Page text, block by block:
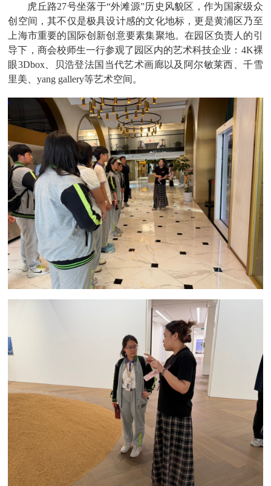
虎丘路27号坐落于“外滩源”历史风貌区，作为国家级众
创空间，其不仅是极具设计感的文化地标，更是黄浦区乃至
上海市重要的国际创新创意要素集聚地。在园区负责人的引
导下，商会校师生一行参观了园区内的艺术科技企业：4K裸
眼3Dbox、贝浩登法国当代艺术画廊以及阿尔敏莱西、千雪
里美、yang gallery等艺术空间。